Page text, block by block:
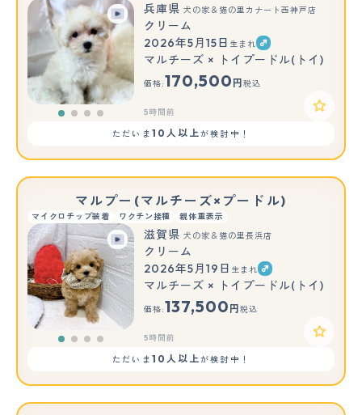
兵庫県 犬の家＆猫の里カナート西神戸店
クリーム
2026年5月15日 生まれ
マルチーズ × トイプードル(トイ)
価格:170,500 円 税込
5時間前
ただいま 10人以上が検討中！
マルプー(マルチーズ×プードル)
マイクロチップ装着 ワクチン接種 親体重表示
滋賀県 犬の家＆猫の里長浜店
クリーム
2026年5月19日 生まれ
マルチーズ × トイプードル(トイ)
価格:137,500 円 税込
5時間前
ただいま 10人以上が検討中！